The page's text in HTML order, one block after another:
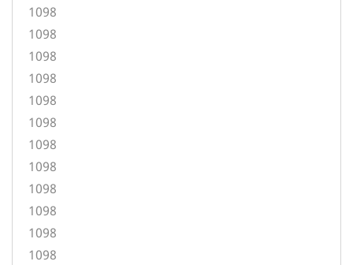
1098
1098
1098
1098
1098
1098
1098
1098
1098
1098
1098
1098